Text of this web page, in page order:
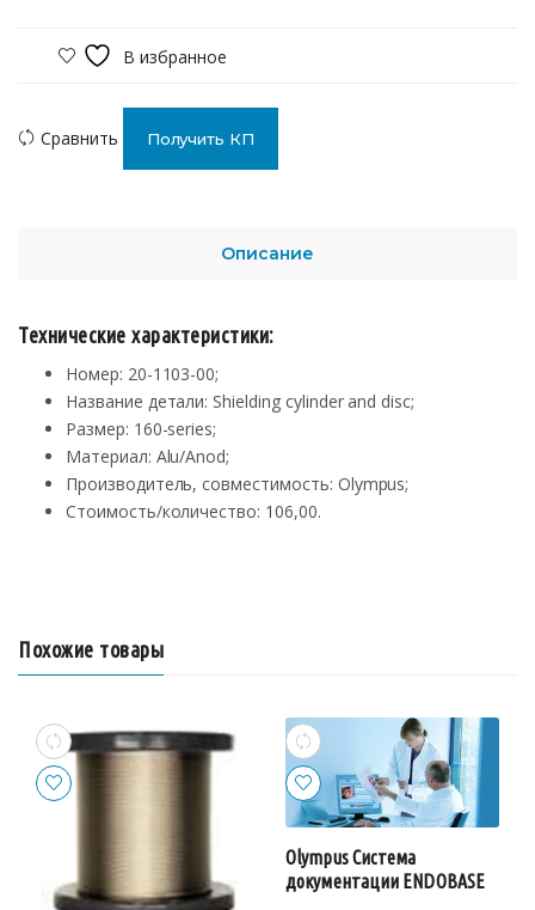
В избранное
Сравнить Получить КП
Описание
Технические характеристики:
Номер: 20-1103-00;
Название детали: Shielding cylinder and disc;
Размер: 160-series;
Материал: Alu/Anod;
Производитель, совместимость: Olympus;
Стоимость/количество: 106,00.
Похожие товары
Olympus Система
документации ENDOBASE